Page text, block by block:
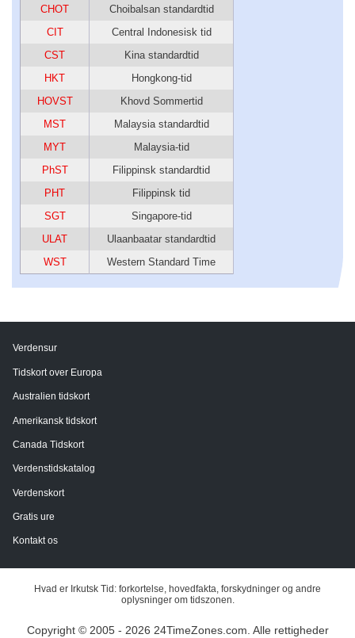
CHOT
Choibalsan standardtid
CIT
Central Indonesisk tid
CST
Kina standardtid
HKT
Hongkong-tid
HOVST
Khovd Sommertid
MST
Malaysia standardtid
MYT
Malaysia-tid
PhST
Filippinsk standardtid
PHT
Filippinsk tid
SGT
Singapore-tid
ULAT
Ulaanbaatar standardtid
WST
Western Standard Time
Verdensur
Tidskort over Europa
Australien tidskort
Amerikansk tidskort
Canada Tidskort
Verdenstidskatalog
Verdenskort
Gratis ure
Kontakt os
Hvad er Irkutsk Tid: forkortelse, hovedfakta, forskydninger og andre
oplysninger om tidszonen.
Copyright © 2005 - 2026 24TimeZones.com. Alle rettigheder